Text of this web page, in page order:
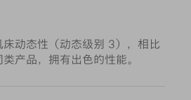
动态性（动态级别 3），相比
产品，拥有出色的性能。